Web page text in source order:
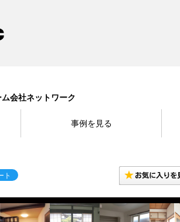
会社ネットワーク
事例を見る